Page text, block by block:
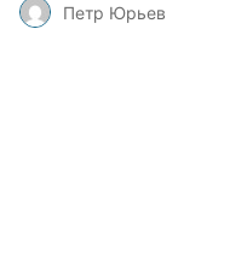
Петр Юрьев